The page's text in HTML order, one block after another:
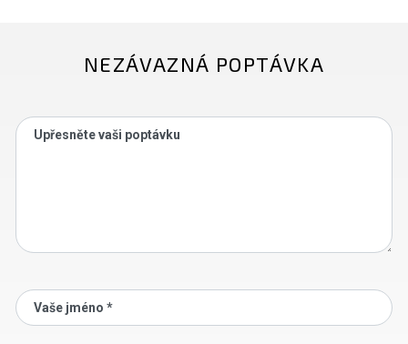
NEZÁVAZNÁ POPTÁVKA
Upřesněte vaši poptávku
Vaše jméno *